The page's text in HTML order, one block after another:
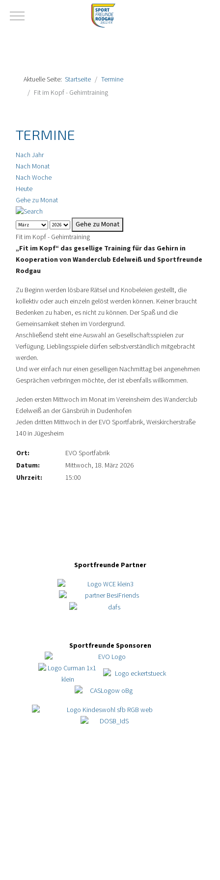
Mobile Menu Toggle
Aktuelle Seite: Startseite
Termine
Fit im Kopf - Gehirntraining
TERMINE
Nach Jahr
Nach Monat
Nach Woche
Heute
Gehe zu Monat
Gehe zu Monat
Fit im Kopf - Gehirntraining
„Fit im Kopf“ das gesellige Training für das Gehirn in
Kooperation von Wanderclub Edelweiß und Sportfreunde
Rodgau
Zu Beginn werden lösbare Rätsel und Knobeleien gestellt, die
kollektiv oder auch einzeln gelöst werden können. Keiner braucht
Bedenken zu haben, es nicht zu können. Der Spaß und die
Gemeinsamkeit stehen im Vordergrund.
Anschließend steht eine Auswahl an Gesellschaftsspielen zur
Verfügung. Lieblingsspiele dürfen selbstverständlich mitgebracht
werden.
Und wer einfach nur einen geselligen Nachmittag bei angenehmen
Gesprächen verbringen möchte, der ist ebenfalls willkommen.
Jeden ersten Mittwoch im Monat im Vereinsheim des Wanderclub
Edelweiß an der Gänsbrüh in Dudenhofen
Jeden dritten Mittwoch in der EVO Sportfabrik, Weiskircherstraße
140 in Jügesheim
Ort:
EVO Sportfabrik
Datum:
Mittwoch, 18. März 2026
Uhrzeit:
15:00
Sportfreunde Partner
Sportfreunde Sponsoren